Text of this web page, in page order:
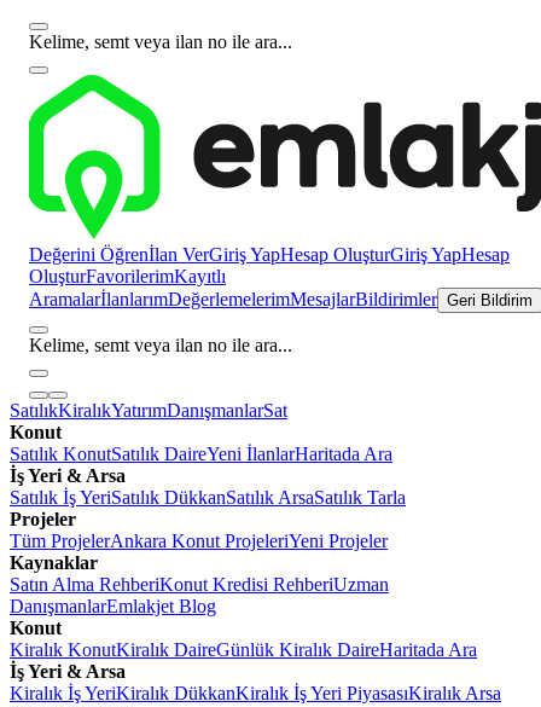
Kelime, semt veya ilan no ile ara...
Değerini Öğrenİlan VerGiriş YapHesap OluşturGiriş YapHesap
OluşturFavorilerimKayıtlı
AramalarİlanlarımDeğerlemelerimMesajlarBildirimler Geri Bildirim
Kelime, semt veya ilan no ile ara...
SatılıkKiralıkYatırımDanışmanlarSat
Konut
Satılık KonutSatılık DaireYeni İlanlarHaritada Ara
İş Yeri & Arsa
Satılık İş YeriSatılık DükkanSatılık ArsaSatılık Tarla
Projeler
Tüm ProjelerAnkara Konut ProjeleriYeni Projeler
Kaynaklar
Satın Alma RehberiKonut Kredisi RehberiUzman
DanışmanlarEmlakjet Blog
Konut
Kiralık KonutKiralık DaireGünlük Kiralık DaireHaritada Ara
İş Yeri & Arsa
Kiralık İş YeriKiralık DükkanKiralık İş Yeri PiyasasıKiralık Arsa